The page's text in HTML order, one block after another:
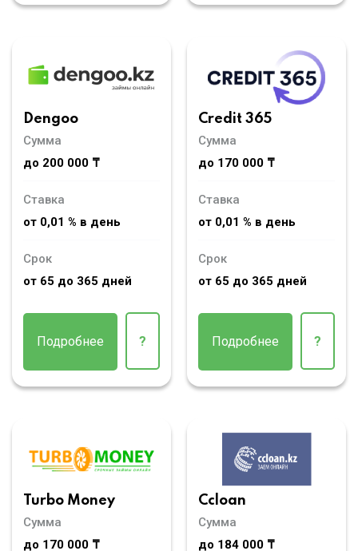
Dengoo
Сумма
до 200 000 ₸
Ставка
от 0,01 % в день
Срок
от 65 до 365 дней
Подробнее ?
Credit 365
Сумма
до 170 000 ₸
Ставка
от 0,01 % в день
Срок
от 65 до 365 дней
Подробнее ?
Turbo Money
Сумма
до 170 000 ₸
Ccloan
Сумма
до 184 000 ₸